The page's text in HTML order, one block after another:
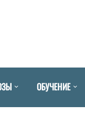
ОБУЧЕНИЕ